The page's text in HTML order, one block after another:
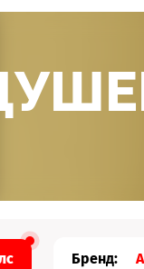
Бренд: